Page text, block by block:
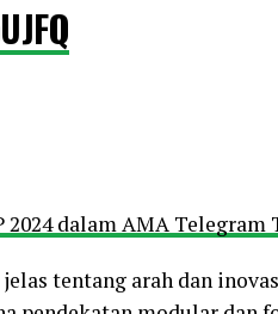
dalam AMA Telegram
tentang arah dan